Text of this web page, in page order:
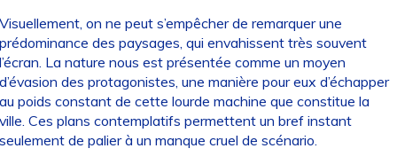
on ne peut s’empêcher de remarquer une
des paysages, qui envahissent très souvent
La nature nous est présentée comme un moyen
des protagonistes, une manière pour eux d’échapper
poids constant de cette lourde machine que constitue la
Ces plans contemplatifs permettent un bref instant
de palier à un manque cruel de scénario.